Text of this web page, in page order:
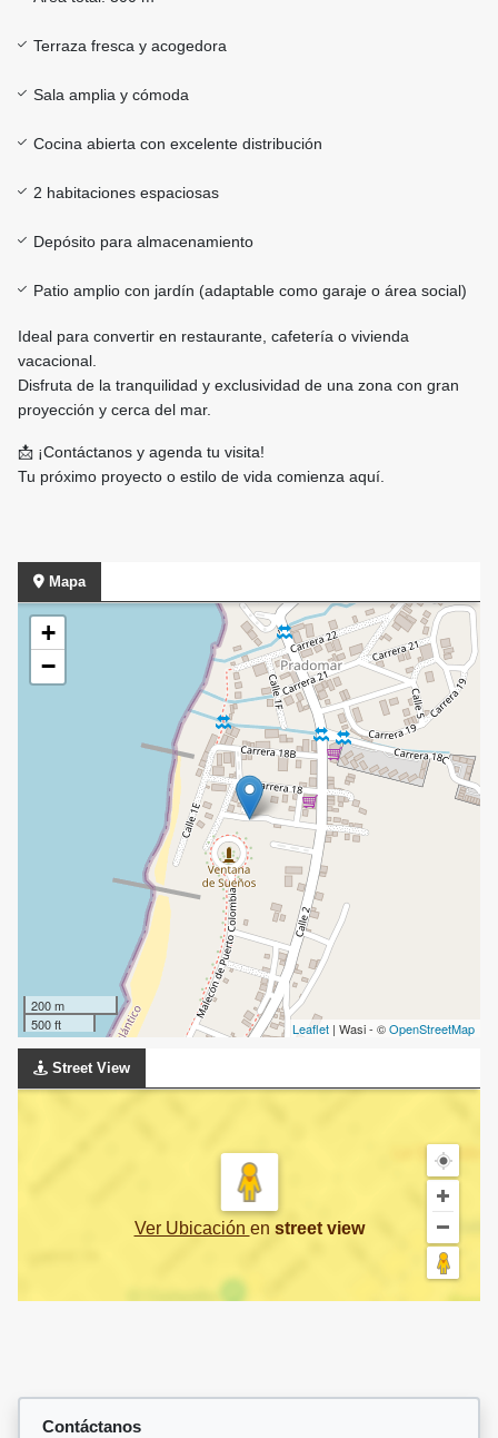
Terraza fresca y acogedora
Sala amplia y cómoda
Cocina abierta con excelente distribución
2 habitaciones espaciosas
Depósito para almacenamiento
Patio amplio con jardín (adaptable como garaje o área social)
Ideal para convertir en restaurante, cafetería o vivienda
vacacional.
Disfruta de la tranquilidad y exclusividad de una zona con gran
proyección y cerca del mar.
📩 ¡Contáctanos y agenda tu visita!
Tu próximo proyecto o estilo de vida comienza aquí.
Mapa
+
−
200 m
500 ft
Leaflet | Wasi - ©OpenStreetMap
Street View
Ver Ubicación en street view
Contáctanos